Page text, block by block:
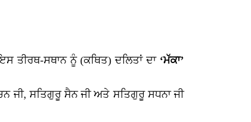
ਤੀਰਥ-ਸਥਾਨ ਨੂੰ (ਕਥਿਤ) ਦਲਿਤਾਂ ਦਾ ‘ਮੱਕਾ’
ਜੀ, ਸਤਿਗੁਰੂ ਸੈਨ ਜੀ ਅਤੇ ਸਤਿਗੁਰੂ ਸਧਨਾ ਜੀ